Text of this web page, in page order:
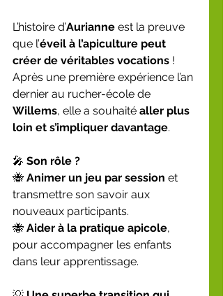
L’histoire d’Aurianne est la preuve
que l’éveil à l’apiculture peut
créer de véritables vocations !
Après une première expérience l’an
dernier au rucher-école de
Willems, elle a souhaité aller plus
loin et s’impliquer davantage.
🎤 Son rôle ?
🐝 Animer un jeu par session et
transmettre son savoir aux
nouveaux participants.
🐝 Aider à la pratique apicole,
pour accompagner les enfants
dans leur apprentissage.